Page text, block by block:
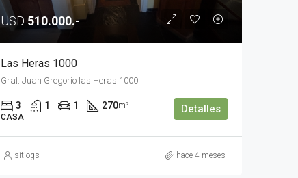
USD 510.000.-
Las Heras 1000
Gral. Juan Gregorio las Heras 1000
3 1 1 270m²
CASA
Detalles
sitiogs hace 4 meses